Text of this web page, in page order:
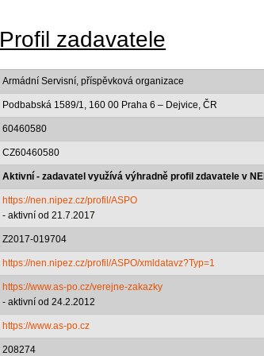
Profil zadavatele
Armádní Servisní, příspěvková organizace
Podbabská 1589/1, 160 00 Praha 6 – Dejvice, ČR
60460580
CZ60460580
Aktivní - zadavatel využívá výhradně profil zdavatele v
https://nen.nipez.cz/profil/ASPO
- aktivní od 21.7.2017
Z2017-019704
https://nen.nipez.cz/profil/ASPO/xmldatavz?Typ=1
https://www.as-po.cz/verejne-zakazky
- aktivní od 24.2.2012
https://www.as-po.cz
208274